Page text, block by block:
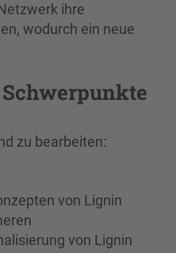
ihre
wodurch ein neue
zu bearbeiten:
von Lignin
von Lignin